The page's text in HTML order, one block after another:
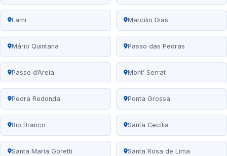
Lami Marcílio Dias
Mário Quintana Passo das Pedras
Passo d’Areia Mont’ Serrat
Pedra Redonda Ponta Grossa
Rio Branco Santa Cecília
Santa Maria Goretti Santa Rosa de Lima